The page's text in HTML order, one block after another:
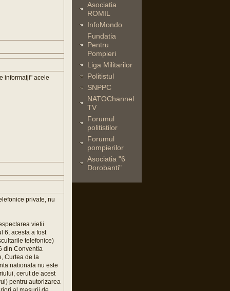
informaţii" acele
private, nu
vietii
6, acesta a fost
telefonice)
din Conventia
Curtea de la
nationala nu este
cerut de acest
pentru autorizarea
Asociatia
ROMIL
InfoMondo
Fundatia
Pentru
Pompieri
Liga Militarilor
Politistul
SNPPC
NATOChannel
TV
Forumul
politistilor
Forumul
pompierilor
Asociatia "6
Dorobanti"